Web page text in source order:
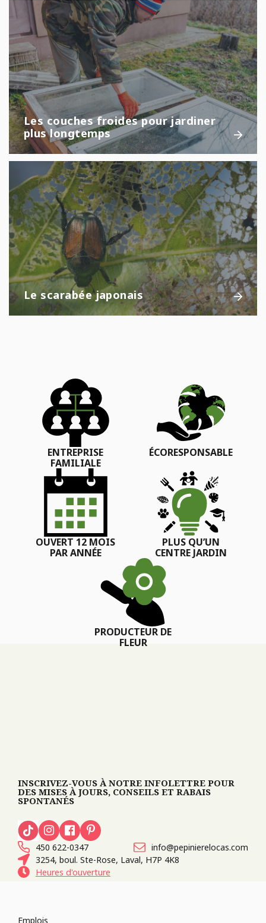
Les couches froides pour jardiner
plus longtemps
Le scarabée japonais
ENTREPRISE
FAMILIALE
ÉCORESPONSABLE
OUVERT 12 MOIS
PAR ANNÉE
PLUS QU’UN
CENTRE JARDIN
PRODUCTEUR DE
FLEUR
INSCRIVEZ-VOUS À NOTRE INFOLETTRE POUR
DES MISES À JOURS, CONSEILS ET RABAIS
SPONTANÉS
450 622-0347
info@pepinierelocas.com
3254, boul. Ste-Rose, Laval, H7P 4K8
Heures d'ouverture
Emplois